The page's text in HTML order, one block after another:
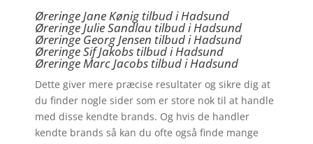
Øreringe Jane Kønig tilbud i Hadsund
Øreringe Julie Sandlau tilbud i Hadsund
Øreringe Georg Jensen tilbud i Hadsund
ØreringeSif Jakobs tilbud i Hadsund
Øreringe Marc Jacobs tilbud i Hadsund
Dette giver mere præcise resultater og sikre dig at
du finder nogle sider som er store nok til at handle
med disse kendte brands. Og hvis de handler
kendte brands så kan du ofte også finde mange